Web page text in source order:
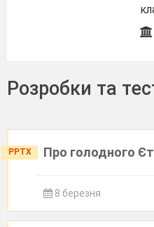
Розробки та
PPTX Про голодного
8 березня